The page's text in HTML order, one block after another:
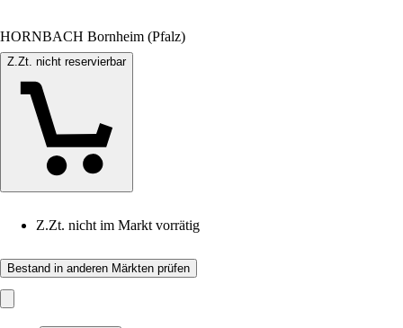
HORNBACH Bornheim (Pfalz)
Z.Zt. nicht reservierbar
Z.Zt. nicht im Markt vorrätig
Bestand in anderen Märkten prüfen